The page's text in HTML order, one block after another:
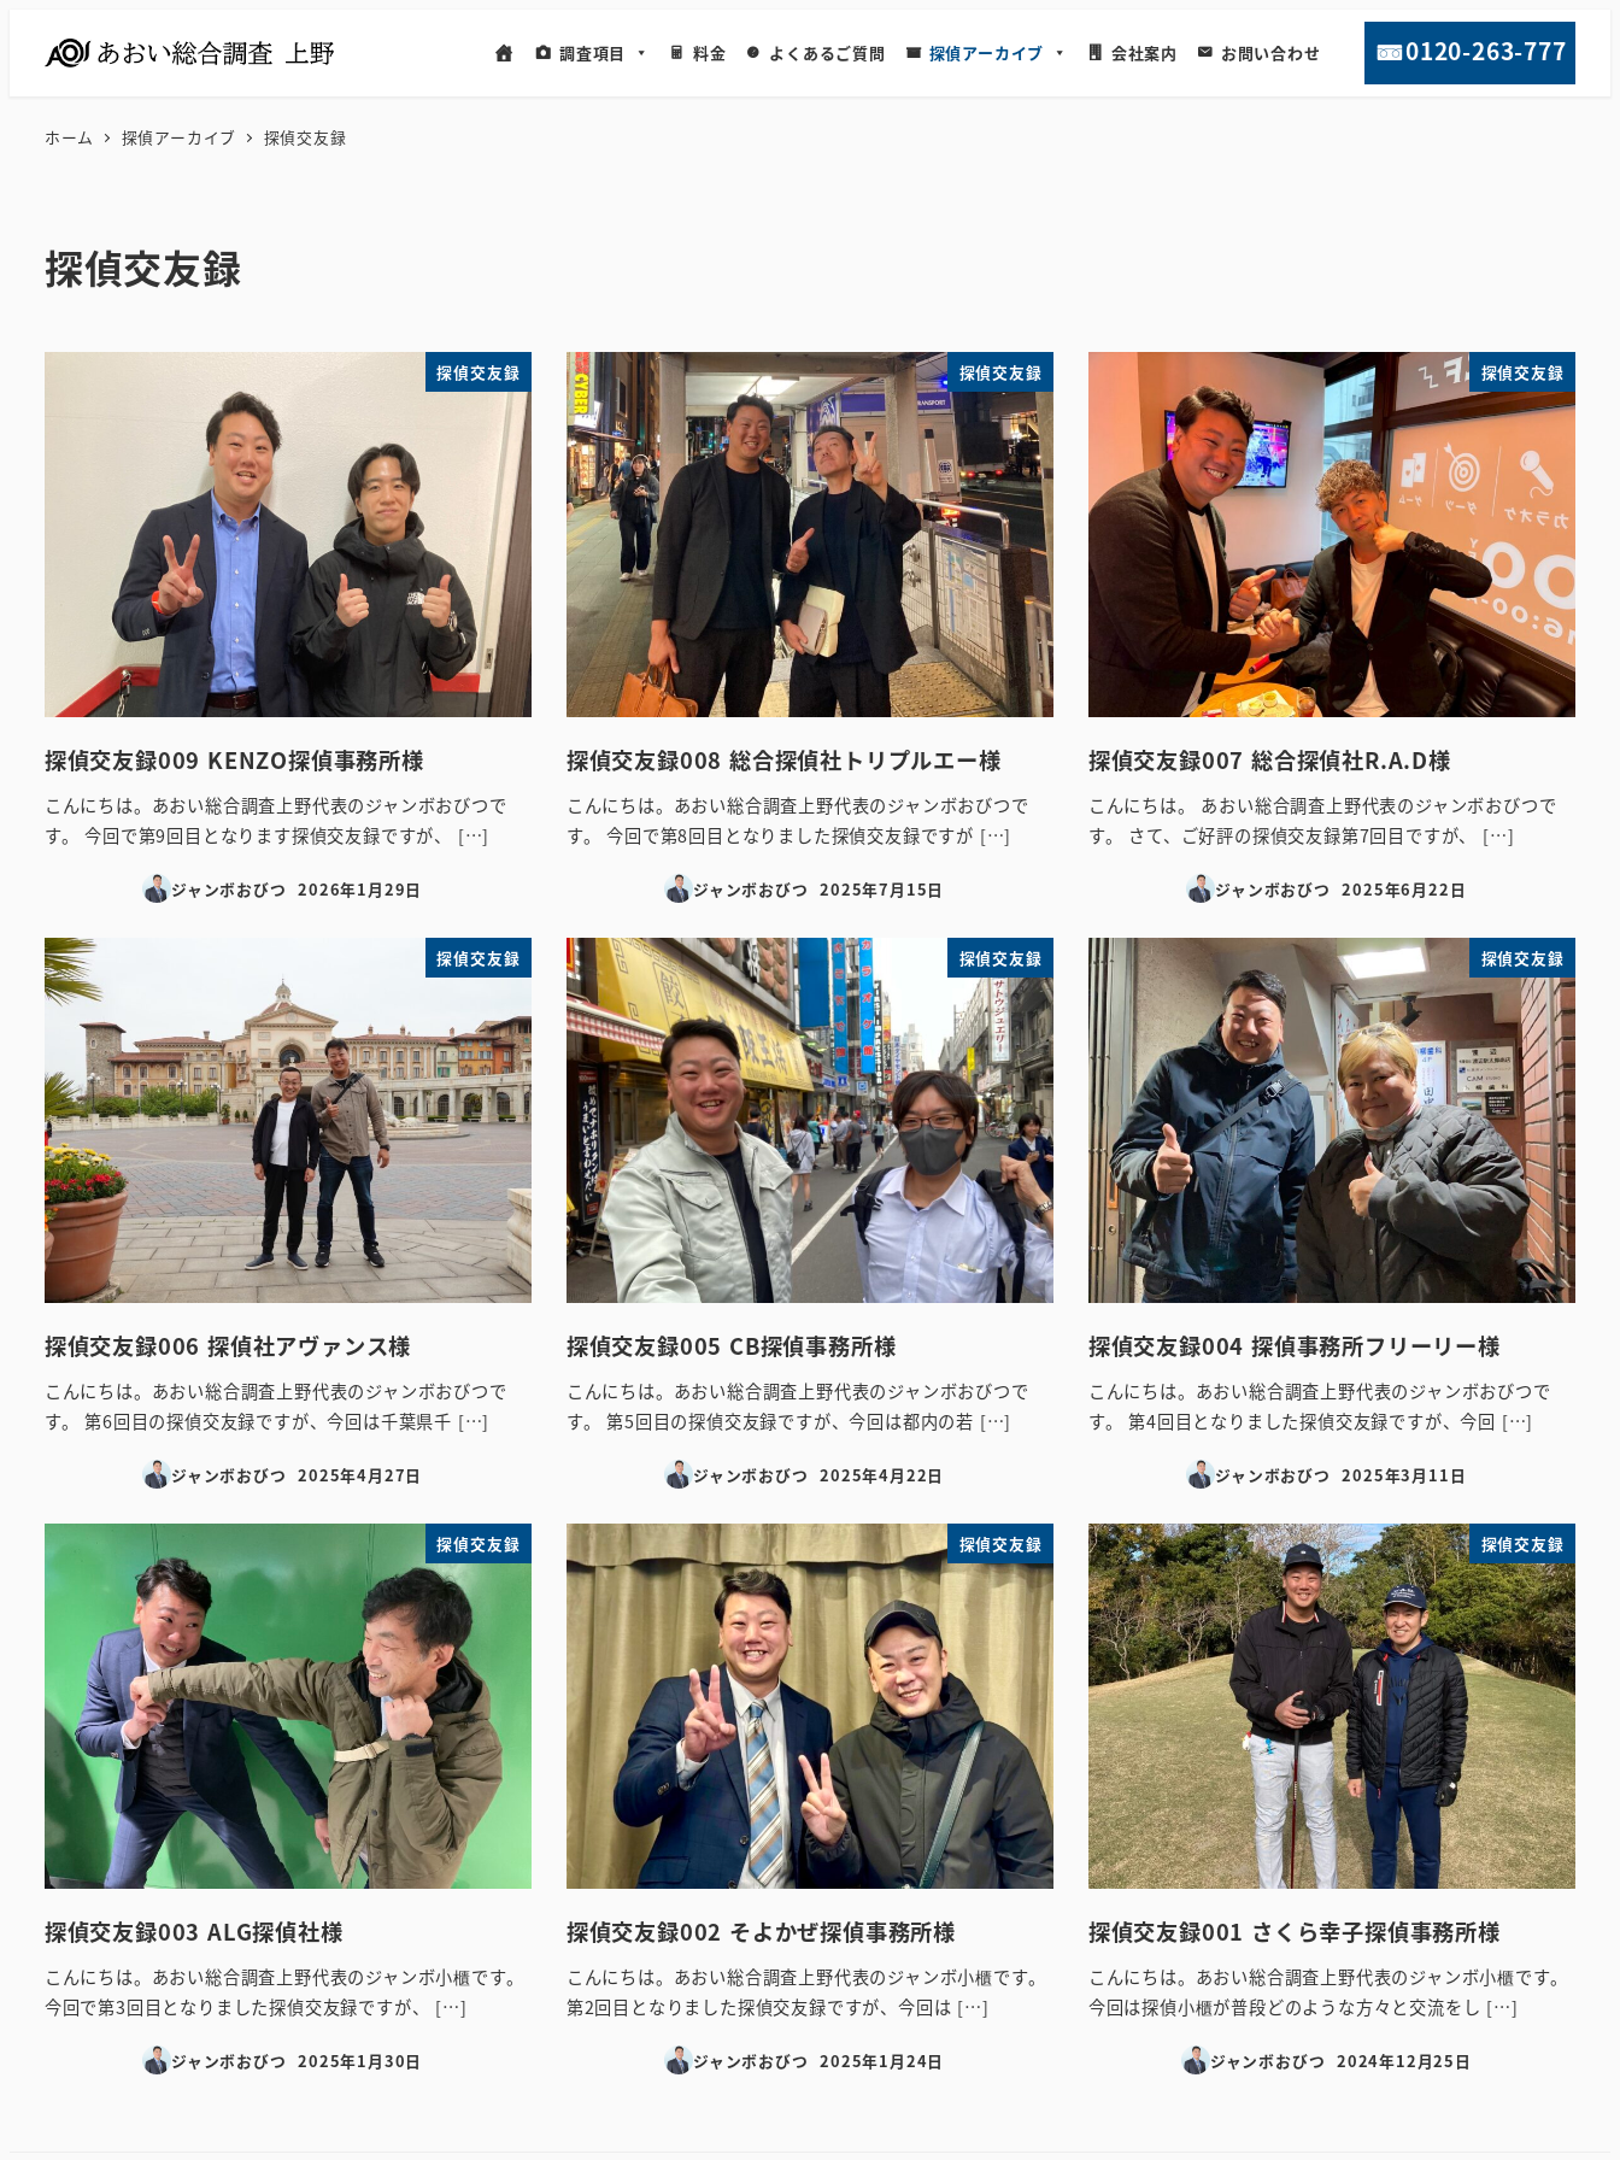
調査項目 料金 よくあるご質問 探偵アーカイブ 会社案内 お問い合わせ 0120-263-777
ホーム 探偵アーカイブ 探偵交友録
探偵交友録
探偵交友録
探偵交友録009 KENZO探偵事務所様
こんにちは。あおい総合調査上野代表のジャンボおびつで
す。 今回で第9回目となります探偵交友録ですが、 […]
ジャンボおびつ
投稿日
2026年1月29日
探偵交友録
探偵交友録008 総合探偵社トリプルエー様
こんにちは。あおい総合調査上野代表のジャンボおびつで
す。 今回で第8回目となりました探偵交友録ですが […]
ジャンボおびつ
投稿日
2025年7月15日
探偵交友録
探偵交友録007 総合探偵社R.A.D様
こんにちは。 あおい総合調査上野代表のジャンボおびつで
す。 さて、ご好評の探偵交友録第7回目ですが、 […]
ジャンボおびつ
投稿日
2025年6月22日
探偵交友録
探偵交友録006 探偵社アヴァンス様
こんにちは。あおい総合調査上野代表のジャンボおびつで
す。 第6回目の探偵交友録ですが、今回は千葉県千 […]
ジャンボおびつ
投稿日
2025年4月27日
探偵交友録
探偵交友録005 CB探偵事務所様
こんにちは。あおい総合調査上野代表のジャンボおびつで
す。 第5回目の探偵交友録ですが、今回は都内の若 […]
ジャンボおびつ
投稿日
2025年4月22日
探偵交友録
探偵交友録004 探偵事務所フリーリー様
こんにちは。あおい総合調査上野代表のジャンボおびつで
す。 第4回目となりました探偵交友録ですが、今回 […]
ジャンボおびつ
投稿日
2025年3月11日
探偵交友録
探偵交友録003 ALG探偵社様
こんにちは。あおい総合調査上野代表のジャンボ小櫃です。
今回で第3回目となりました探偵交友録ですが、 […]
ジャンボおびつ
投稿日
2025年1月30日
探偵交友録
探偵交友録002 そよかぜ探偵事務所様
こんにちは。あおい総合調査上野代表のジャンボ小櫃です。
第2回目となりました探偵交友録ですが、今回は […]
ジャンボおびつ
投稿日
2025年1月24日
探偵交友録
探偵交友録001 さくら幸子探偵事務所様
こんにちは。あおい総合調査上野代表のジャンボ小櫃です。
今回は探偵小櫃が普段どのような方々と交流をし […]
ジャンボおびつ
投稿日
2024年12月25日